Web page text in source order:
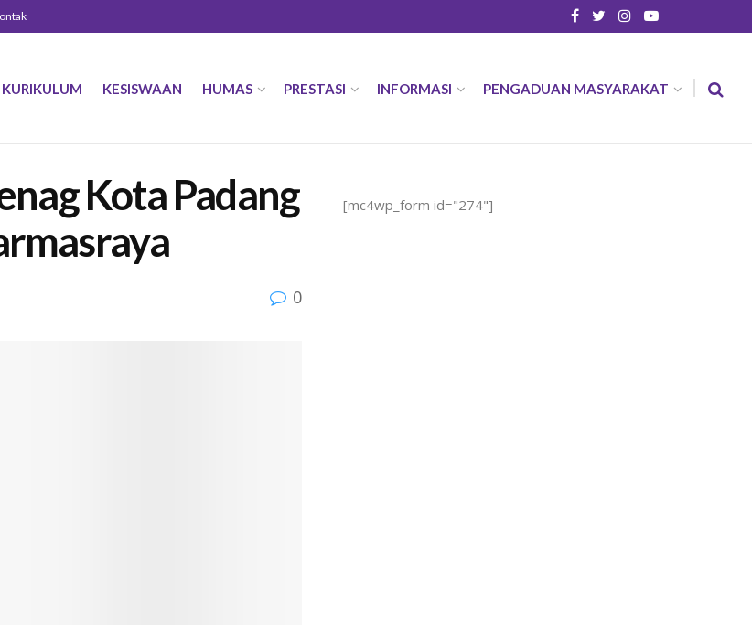
KURIKULUM KESISWAAN HUMAS PRESTASI INFORMASI PENGADUAN MASYARAKAT
Kota Padang
0
[mc4wp_form id="274"]